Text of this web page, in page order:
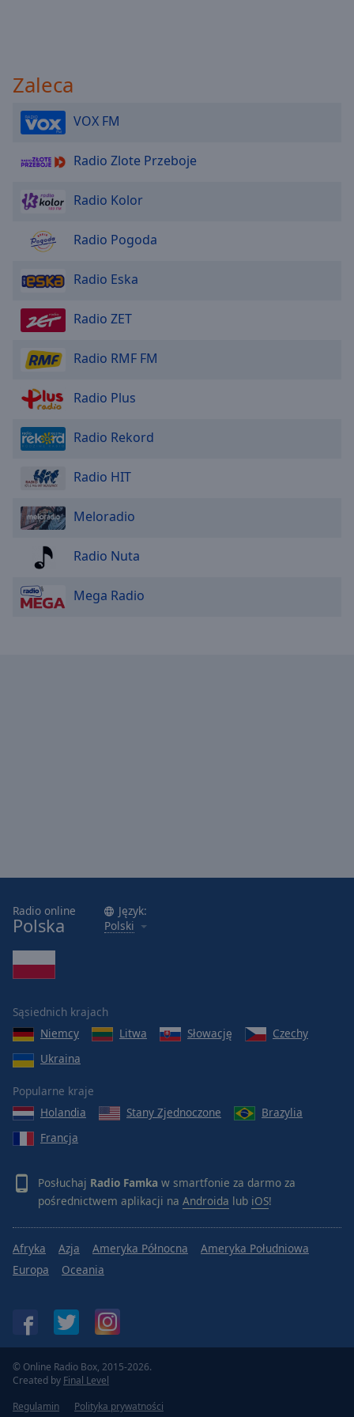
Zaleca
VOX FM
Radio Zlote Przeboje
Radio Kolor
Radio Pogoda
Radio Eska
Radio ZET
Radio RMF FM
Radio Plus
Radio Rekord
Radio HIT
Meloradio
Radio Nuta
Mega Radio
Radio online
Polska
Język:
Polski
Sąsiednich krajach
Niemcy
Litwa Słowację
Czechy
Ukraina
Popularne kraje
Holandia
Stany Zjednoczone
Brazylia
Francja
Posłuchaj Radio Famka w smartfonie za darmo za
pośrednictwem aplikacji na Androida lub iOS!
Afryka Azja Ameryka Północna
Ameryka Południowa
Europa
Oceania
© Online Radio Box, 2015-2026.
Created by Final Level
Regulamin
Polityka prywatności